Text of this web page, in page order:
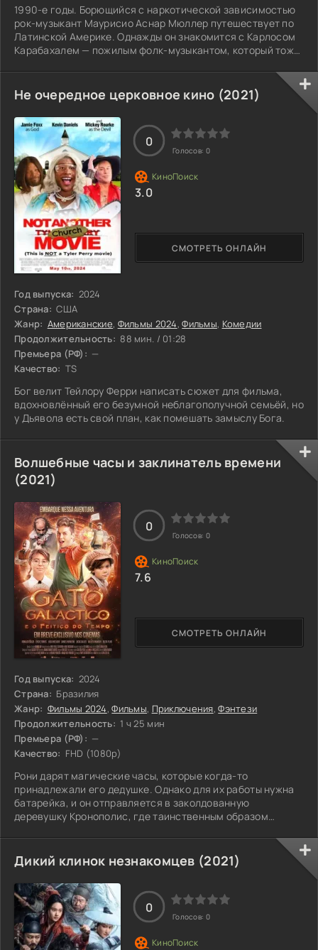
1990-е годы. Борющийся с наркотической зависимостью
рок-музыкант Маурисио Аснар Мюллер путешествует по
Латинской Америке. Однажды он знакомится с Карлосом
Карабахалем — пожилым фолк-музыкантом, который тоже
они объединяются, сочиняют музыку и образуют дуэт.
Не очередное церковное кино (2021)
Год выпуска: 2024
Страна: США
Жанр: Американские, Фильмы 2024,Фильмы, Комедии
Продолжительность: 88 мин. / 01:28
Премьера (РФ): —
Качество: TS
Бог велит Тейлору Ферри написать сюжет для фильма,
вдохновлённый его безумной неблагополучной семьёй, но
у Дьявола есть свой план, как помешать замыслу Бога.
СМОТРЕТЬ ОНЛАЙН
0
Голосов: 0
3.0
Волшебные часы и заклинатель времени
(2021)
Год выпуска: 2024
Страна: Бразилия
Жанр: Фильмы 2024,Фильмы, Приключения,Фэнтези
Продолжительность: 1 ч 25 мин
Премьера (РФ): —
Качество: FHD (1080p)
Рони дарят магические часы, которые когда-то
принадлежали его дедушке. Однако для их работы нужна
батарейка, и он отправляется в заколдованную
деревушку Кронополис, где таинственным образом
призрака времени, который и украл батарейку. Вместе с
друзьями Рони решает победить злодея и спасти жителей
Кронополиса.
СМОТРЕТЬ ОНЛАЙН
0
Голосов: 0
7.6
Дикий клинок незнакомцев (2021)
0
Голосов: 0